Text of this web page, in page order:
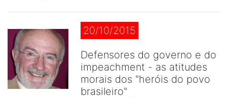
20/10/2015
Defensores do governo e do
impeachment - as atitudes
morais dos "heróis do povo
brasileiro"